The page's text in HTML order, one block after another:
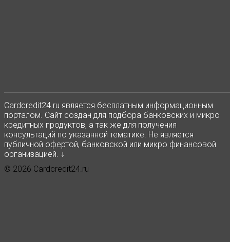
Сardcredit24.ru является бесплатным информационным
порталом. Сайт создан для подбора банковских и микро
кредитных продуктов, а так же для получения
консультаций по указанной тематике. Не является
публичной офертой, банковской или микро финансовой
организацией. ↓
© 2026 Cardcredit24.ru